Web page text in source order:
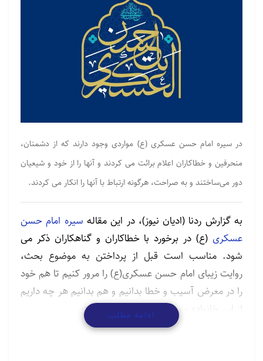
در سیره امام حسن عسکری (ع) مواردی وجود دارند که از دشمنان،
منحرفین و خطاکاران اعلام برائت می کردند و آنها را از خود و شیعیان
دور می‌ساختند و به صراحت، هرگونه ارتباط با آنها را انکار می کردند.
به گزارش ردنا (ادیان نیوز)، در این مقاله سیره امام حسن
عسکری (ع) در برخورد با خطاکاران و گناهکاران ذکر می
شود. مناسب است قبل از پرداختن به موضوع بحث،
روایت زیبای امام حسن عسکری(ع) را مرور کنیم تا هم خود
را در معرض آسیب و خطا بدانیم و هم بدانیم هر چه داریم
از این خانواده و به دست این خاندان است.
امام حسن عسکری(ع) به اسحاق بن اسماعیل نوشتند:
ادامه مطلب